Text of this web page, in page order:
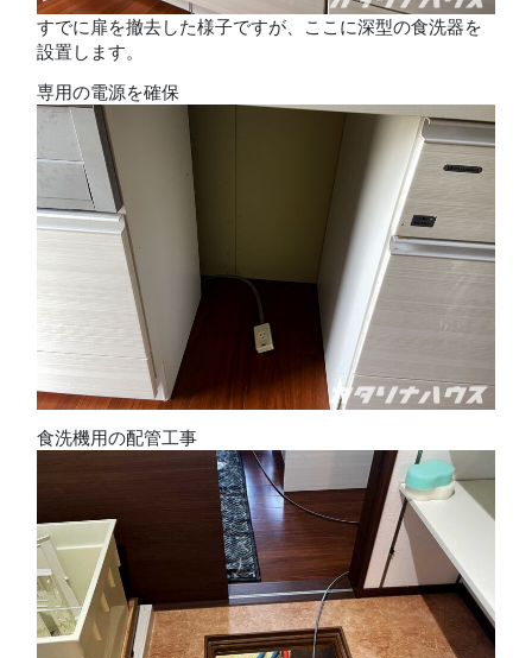
すでに扉を撤去した様子ですが、ここに深型の食洗器を
設置します。
専用の電源を確保
食洗機用の配管工事